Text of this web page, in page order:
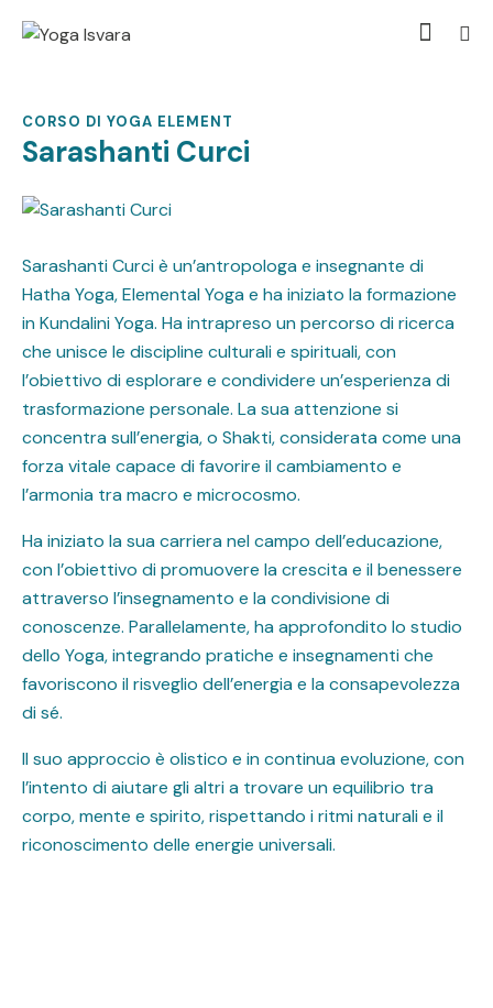
CORSO DI YOGA ELEMENT
Sarashanti Curci
Sarashanti Curci è un’antropologa e insegnante di
Hatha Yoga, Elemental Yoga e ha iniziato la formazione
in Kundalini Yoga. Ha intrapreso un percorso di ricerca
che unisce le discipline culturali e spirituali, con
l’obiettivo di esplorare e condividere un’esperienza di
trasformazione personale. La sua attenzione si
concentra sull’energia, o Shakti, considerata come una
forza vitale capace di favorire il cambiamento e
l’armonia tra macro e microcosmo.
Ha iniziato la sua carriera nel campo dell’educazione,
con l’obiettivo di promuovere la crescita e il benessere
attraverso l’insegnamento e la condivisione di
conoscenze. Parallelamente, ha approfondito lo studio
dello Yoga, integrando pratiche e insegnamenti che
favoriscono il risveglio dell’energia e la consapevolezza
di sé.
Il suo approccio è olistico e in continua evoluzione, con
l’intento di aiutare gli altri a trovare un equilibrio tra
corpo, mente e spirito, rispettando i ritmi naturali e il
riconoscimento delle energie universali.